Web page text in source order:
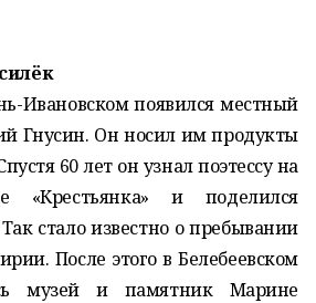
Ивановском появился местный
Гнусин. Он носил им продукты
60 лет он узнал поэтессу на
«Крестьянка» и поделился
стало известно о пребывании
После этого в Белебеевском
музей и памятник Марине